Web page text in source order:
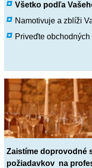
Všetko podľa
Namotivuje a zblíži
Priveďte
Zaistíme doprovodné
požiadavkov na